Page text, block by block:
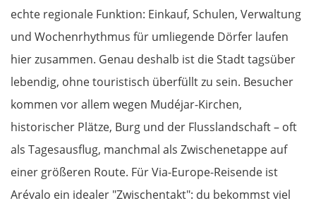
echte regionale Funktion: Einkauf, Schulen, Verwaltung
und Wochenrhythmus für umliegende Dörfer laufen
hier zusammen. Genau deshalb ist die Stadt tagsüber
lebendig, ohne touristisch überfüllt zu sein. Besucher
kommen vor allem wegen Mudéjar-Kirchen,
historischer Plätze, Burg und der Flusslandschaft – oft
als Tagesausflug, manchmal als Zwischenetappe auf
einer größeren Route. Für Via-Europe-Reisende ist
Arévalo ein idealer "Zwischentakt": du bekommst viel